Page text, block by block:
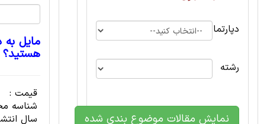
مایل به
هستید؟
قیمت :
شناسه
سال
دپارتمان
رشته
نمایش مقالات موضوع بندی شده